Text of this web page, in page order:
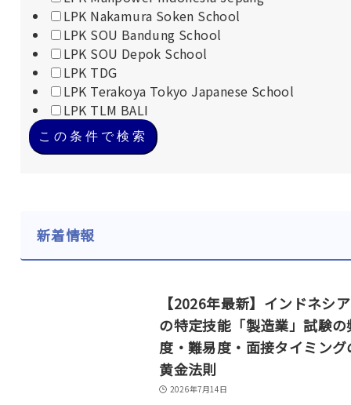
LPK Nakamura Soken School
LPK SOU Bandung School
LPK SOU Depok School
LPK TDG
LPK Terakoya Tokyo Japanese School
LPK TLM BALI
この条件で検索
新着情報
【2026年最新】インドネシ
の特定技能「製造業」試験の
度・難易度・面接タイミング
黄金法則
2026年7月14日